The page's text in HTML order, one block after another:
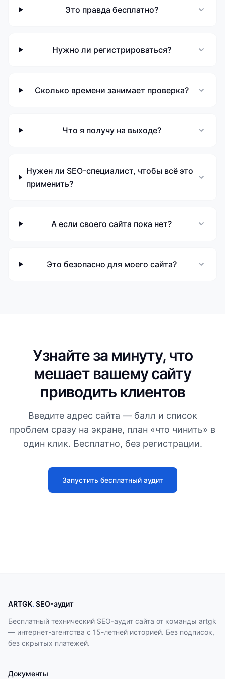
Это правда бесплатно?
Нужно ли регистрироваться?
Сколько времени занимает проверка?
Что я получу на выходе?
Нужен ли SEO-специалист, чтобы всё это
применить?
А если своего сайта пока нет?
Это безопасно для моего сайта?
Узнайте за минуту, что
мешает вашему сайту
приводить клиентов
Введите адрес сайта — балл и список
проблем сразу на экране, план «что чинить» в
один клик. Бесплатно, без регистрации.
Запустить бесплатный аудит
ARTGK. SEO-аудит
Бесплатный технический SEO-аудит сайта от команды artgk
— интернет-агентства с 15-летней историей. Без подписок,
без скрытых платежей.
Документы